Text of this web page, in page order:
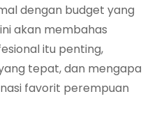
dengan budget yang
akan membahas
itu penting,
tepat, dan mengapa
favorit perempuan